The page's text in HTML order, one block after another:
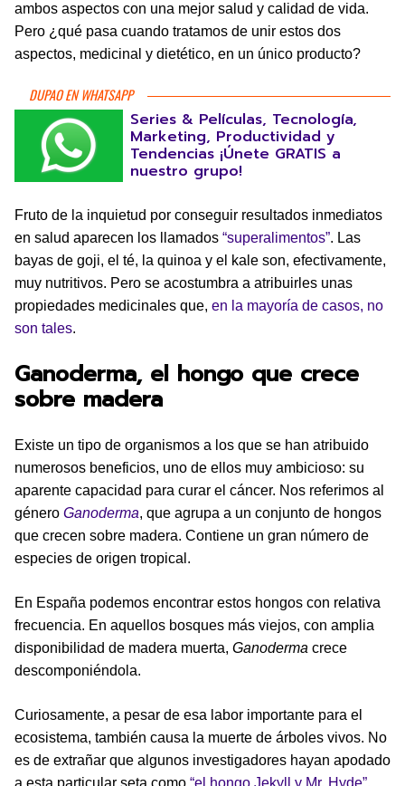
ambos aspectos con una mejor salud y calidad de vida.
Pero ¿qué pasa cuando tratamos de unir estos dos
aspectos, medicinal y dietético, en un único producto?
DUPAO EN WHATSAPP
Series & Películas, Tecnología,
Marketing, Productividad y
Tendencias ¡Únete GRATIS a
nuestro grupo!
Fruto de la inquietud por conseguir resultados inmediatos
en salud aparecen los llamados “superalimentos”. Las
bayas de goji, el té, la quinoa y el kale son, efectivamente,
muy nutritivos. Pero se acostumbra a atribuirles unas
propiedades medicinales que, en la mayoría de casos, no
son tales.
Ganoderma, el hongo que crece
sobre madera
Existe un tipo de organismos a los que se han atribuido
numerosos beneficios, uno de ellos muy ambicioso: su
aparente capacidad para curar el cáncer. Nos referimos al
género Ganoderma, que agrupa a un conjunto de hongos
que crecen sobre madera. Contiene un gran número de
especies de origen tropical.
En España podemos encontrar estos hongos con relativa
frecuencia. En aquellos bosques más viejos, con amplia
disponibilidad de madera muerta, Ganoderma crece
descomponiéndola.
Curiosamente, a pesar de esa labor importante para el
ecosistema, también causa la muerte de árboles vivos. No
es de extrañar que algunos investigadores hayan apodado
a esta particular seta como “el hongo Jekyll y Mr. Hyde”.